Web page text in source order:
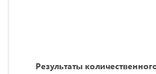
Результаты